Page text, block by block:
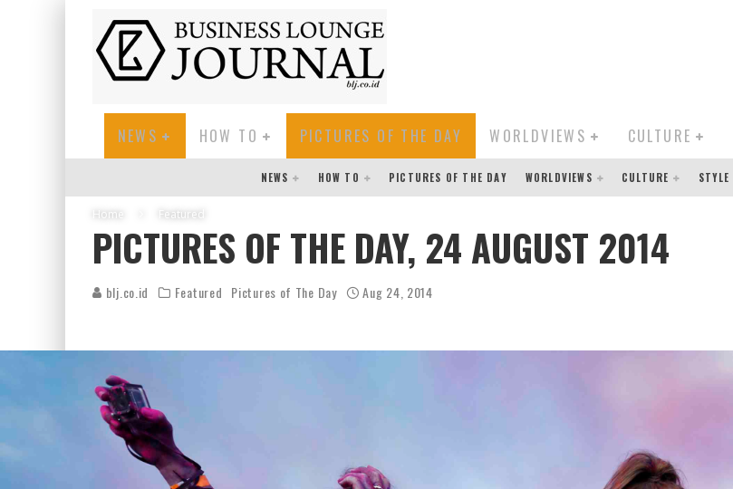
NEWS HOW TO PICTURES OF THE DAY WORLDVIEWS CULTURE
NEWS HOW TO PICTURES OF THE DAY WORLDVIEWS CULTURE STYLE
Home Featured
PICTURES OF THE DAY, 24 AUGUST 2014
blj.co.id Featured Pictures of The Day Aug 24, 2014